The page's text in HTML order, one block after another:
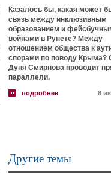
Казалось бы, какая может
связь между инклюзивным
образованием и
войнами в Рунете? Между
отношением общества к
спорами по поводу Крыма?
Дуня Смирнова проводит
параллели.
подробнее 8
Другие темы